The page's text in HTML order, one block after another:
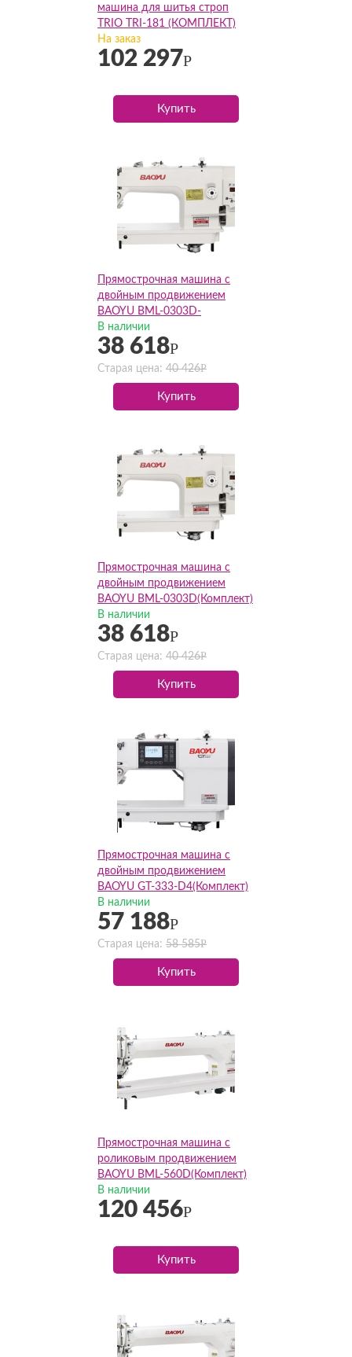
машина для шитья строп
TRIO TRI-181 (КОМПЛЕКТ)
На заказ
102 297Р
Купить
Прямострочная машина с
двойным продвижением
BAOYU BML-0303D-
CX(Комплект)
В наличии
38 618Р
Старая цена: 40 426Р
Купить
Прямострочная машина с
двойным продвижением
BAOYU BML-0303D(Комплект)
В наличии
38 618Р
Старая цена: 40 426Р
Купить
Прямострочная машина с
двойным продвижением
BAOYU GT-333-D4(Комплект)
В наличии
57 188Р
Старая цена: 58 585Р
Купить
Прямострочная машина с
роликовым продвижением
BAOYU BML-560D(Комплект)
В наличии
120 456Р
Купить